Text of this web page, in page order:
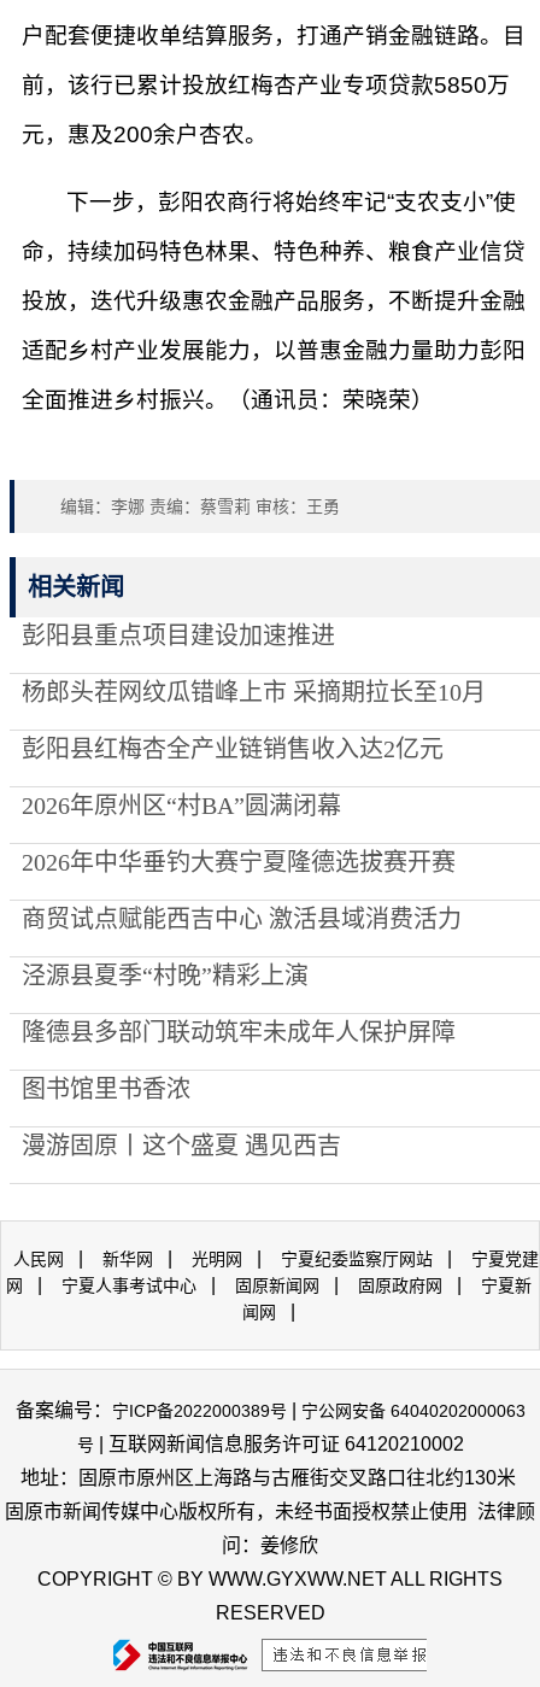
户配套便捷收单结算服务，打通产销金融链路。目
前，该行已累计投放红梅杏产业专项贷款5850万
元，惠及200余户杏农。
下一步，彭阳农商行将始终牢记“支农支小”使
命，持续加码特色林果、特色种养、粮食产业信贷
投放，迭代升级惠农金融产品服务，不断提升金融
适配乡村产业发展能力，以普惠金融力量助力彭阳
全面推进乡村振兴。（通讯员：荣晓荣）
编辑：李娜 责编：蔡雪莉 审核：王勇
相关新闻
彭阳县重点项目建设加速推进
杨郎头茬网纹瓜错峰上市 采摘期拉长至10月
彭阳县红梅杏全产业链销售收入达2亿元
2026年原州区“村BA”圆满闭幕
2026年中华垂钓大赛宁夏隆德选拔赛开赛
商贸试点赋能西吉中心 激活县域消费活力
泾源县夏季“村晚”精彩上演
隆德县多部门联动筑牢未成年人保护屏障
图书馆里书香浓
漫游固原丨这个盛夏 遇见西吉
人民网 新华网 光明网 宁夏纪委监察厅网站
宁夏党建
网
宁夏人事考试中心 固原新闻网 固原政府网
宁夏新
闻网
备案编号： 宁ICP备2022000389号
宁公网安备 64040202000063
号 | 互联网新闻信息服务许可证 64120210002
地址：固原市原州区上海路与古雁街交叉路口往北约130米
固原市新闻传媒中心版权所有，未经书面授权禁止使用 法律顾
问：姜修欣
COPYRIGHT © BY WWW.GYXWW.NET ALL RIGHTS
RESERVED